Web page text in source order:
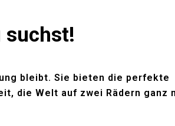
suchst!
bleibt. Sie bieten die perfekte
die Welt auf zwei Rädern ganz